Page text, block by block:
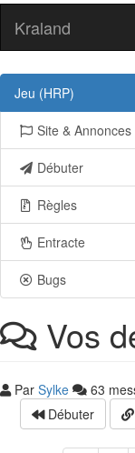
Kraland
Jeu (HRP)
Site & Annonces
Débuter
Règles
Entracte
Bugs
Vos
Par Sylke
63
Débuter